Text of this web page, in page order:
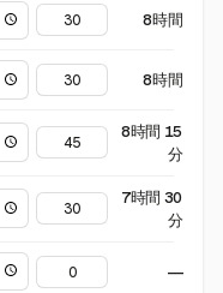
8時間
8時間
8時間 15
分
7時間 30
分
—